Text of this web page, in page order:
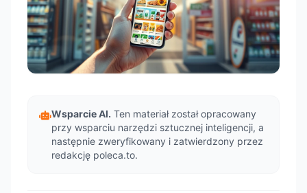
Wsparcie AI. Ten materiał został opracowany
przy wsparciu narzędzi sztucznej inteligencji, a
następnie zweryfikowany i zatwierdzony przez
redakcję poleca.to.